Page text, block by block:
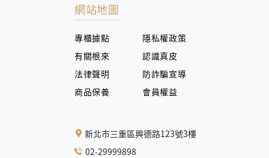
網站地圖
專櫃據點
隱私權政策
有關根來
認識真皮
法律聲明
防詐騙宣導
商品保養
會員權益
新北市三重區興德路123號3樓
02-29999898